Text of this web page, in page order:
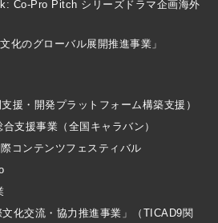
Co-Pro Pitch シリーズドラマ企画海外
化のグローバル展開推進事業」
援・開発プラットフォーム構築支援）
支援事業（全国キャラバン）
コンテンツフェスティバル
文化交流・協力推進事業」（TICAD9関